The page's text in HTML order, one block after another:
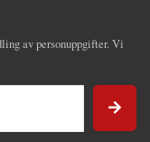
av personuppgifter. Vi